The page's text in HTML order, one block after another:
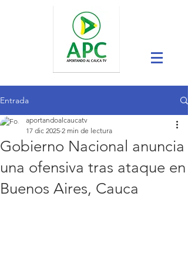
Entrada
Gobierno Nacional anuncia
una ofensiva tras ataque en
Buenos Aires, Cauca
aportandoalcaucatv
17 dic 2025 2 min de lectura